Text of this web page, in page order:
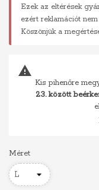
Ezek az eltérések
ezért reklamációt
Köszönjük a
warning
Kis pihenőre
23. között
Méret